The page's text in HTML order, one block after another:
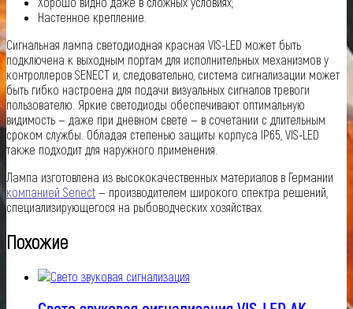
Настенное крепление.
Сигнальная лампа светодиодная красная VIS-LED может быть
подключена к выходным портам для исполнительных механизмов у
контроллеров SENECT и, следовательно, система сигнализации может
быть гибко настроена для подачи визуальных сигналов тревоги
пользователю. Яркие светодиоды обеспечивают оптимальную
видимость — даже при дневном свете — в сочетании с длительным
сроком службы. Обладая степенью защиты корпуса IP65, VIS-LED
также подходит для наружного применения.
Лампа изготовлена из высококачественных материалов в Германии
компанией Senect — производителем широкого спектра решений,
специализирующегося на рыбоводческих хозяйствах.
Похожие